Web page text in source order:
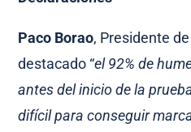
Paco Borao, Presidente
destacado “el 92% de
antes del inicio de la
difícil para conseguir